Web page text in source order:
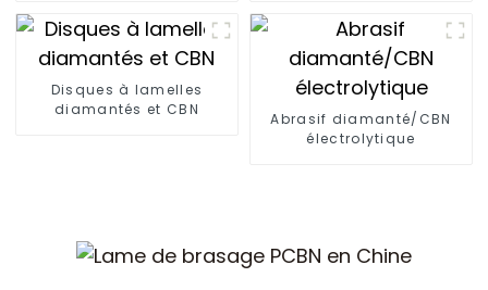
Disques à lamelles
diamantés et CBN
Abrasif diamanté/CBN
électrolytique